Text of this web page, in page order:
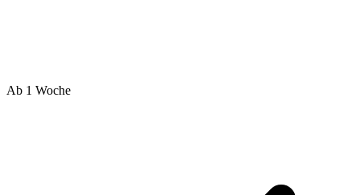
Ab 1 Woche